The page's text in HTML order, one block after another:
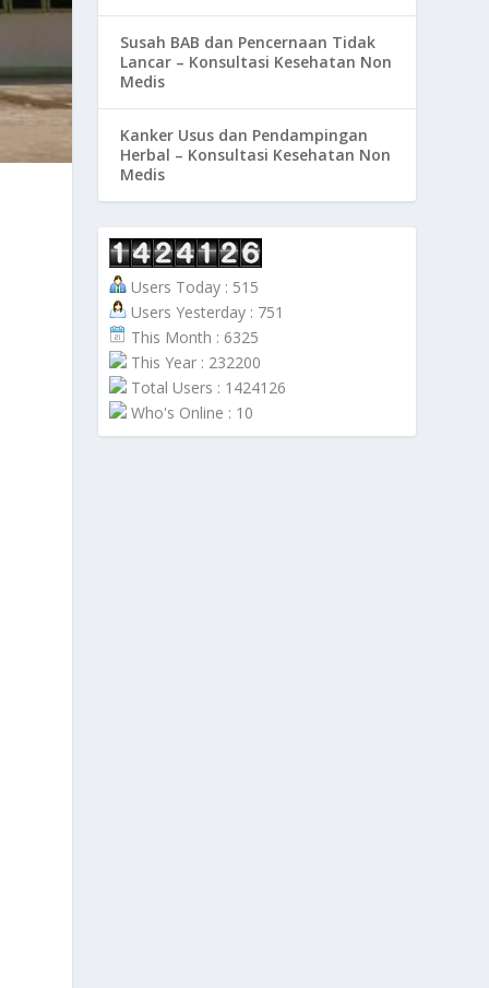
Susah BAB dan Pencernaan Tidak
Lancar – Konsultasi Kesehatan Non
Medis
Kanker Usus dan Pendampingan
Herbal – Konsultasi Kesehatan Non
Medis
Users Today : 515
Users Yesterday : 751
This Month : 6325
This Year : 232200
Total Users : 1424126
Who's Online : 10